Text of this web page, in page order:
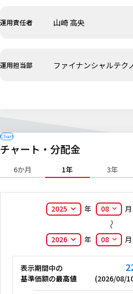
運用責任者 山崎 高央
運用担当部 ファイナンシャルテク
チャート・分配金
6か月 1年 3年
2025 年 08 月
2026 年 08 月
表示期間中の
基準価額の最高値 (2026/08/